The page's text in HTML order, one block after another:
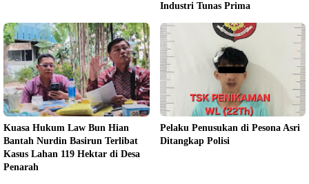
Industri Tunas Prima
Kuasa Hukum Law Bun Hian
Bantah Nurdin Basirun Terlibat
Kasus Lahan 119 Hektar di Desa
Penarah
Pelaku Penusukan di Pesona Asri
Ditangkap Polisi